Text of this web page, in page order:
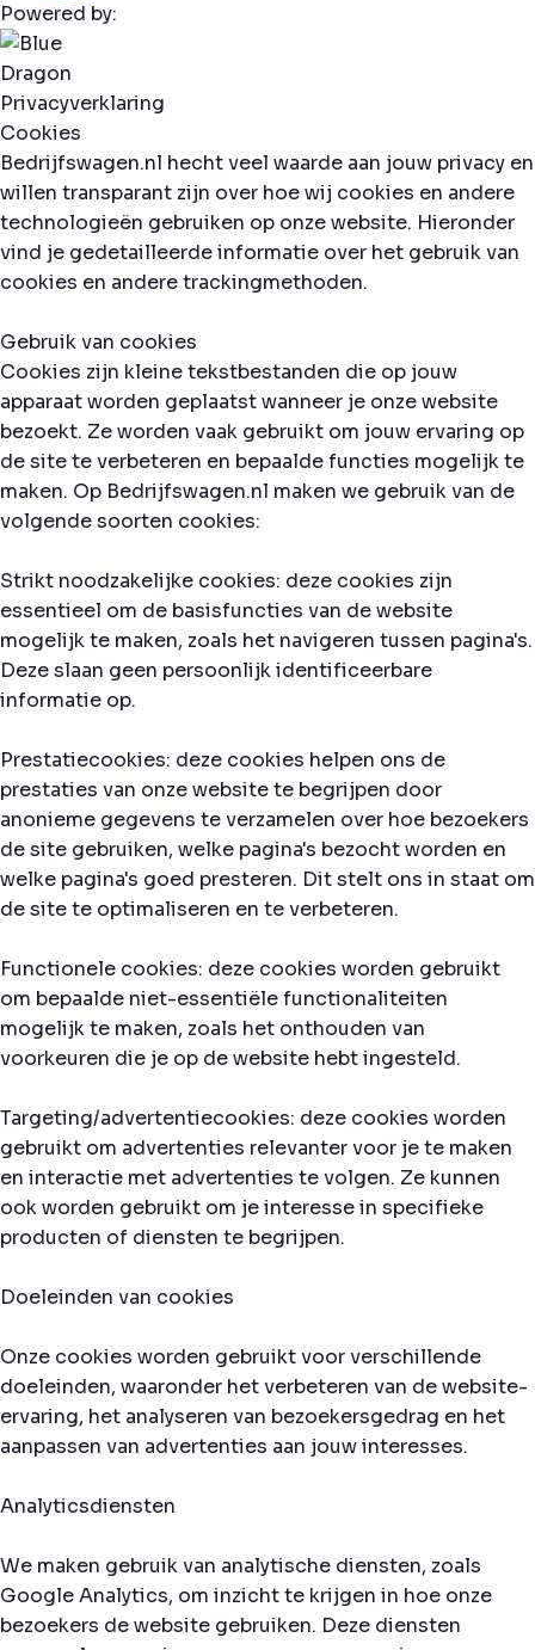
Powered by:
Privacyverklaring
Cookies
Bedrijfswagen.nl hecht veel waarde aan jouw privacy en
willen transparant zijn over hoe wij cookies en andere
technologieën gebruiken op onze website. Hieronder
vind je gedetailleerde informatie over het gebruik van
cookies en andere trackingmethoden.
Gebruik van cookies
Cookies zijn kleine tekstbestanden die op jouw
apparaat worden geplaatst wanneer je onze website
bezoekt. Ze worden vaak gebruikt om jouw ervaring op
de site te verbeteren en bepaalde functies mogelijk te
maken. Op Bedrijfswagen.nl maken we gebruik van de
volgende soorten cookies:
Strikt noodzakelijke cookies: deze cookies zijn
essentieel om de basisfuncties van de website
mogelijk te maken, zoals het navigeren tussen pagina's.
Deze slaan geen persoonlijk identificeerbare
informatie op.
Prestatiecookies: deze cookies helpen ons de
prestaties van onze website te begrijpen door
anonieme gegevens te verzamelen over hoe bezoekers
de site gebruiken, welke pagina's bezocht worden en
welke pagina's goed presteren. Dit stelt ons in staat om
de site te optimaliseren en te verbeteren.
Functionele cookies: deze cookies worden gebruikt
om bepaalde niet-essentiële functionaliteiten
mogelijk te maken, zoals het onthouden van
voorkeuren die je op de website hebt ingesteld.
Targeting/advertentiecookies: deze cookies worden
gebruikt om advertenties relevanter voor je te maken
en interactie met advertenties te volgen. Ze kunnen
ook worden gebruikt om je interesse in specifieke
producten of diensten te begrijpen.
Doeleinden van cookies
Onze cookies worden gebruikt voor verschillende
doeleinden, waaronder het verbeteren van de website-
ervaring, het analyseren van bezoekersgedrag en het
aanpassen van advertenties aan jouw interesses.
Analyticsdiensten
We maken gebruik van analytische diensten, zoals
Google Analytics, om inzicht te krijgen in hoe onze
bezoekers de website gebruiken. Deze diensten